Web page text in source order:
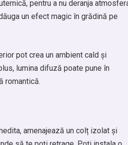
pentru a nu deranja
un efect magic în grădină pe
pot crea un ambient cald și
lumina difuză poate pune în
romantică.
amenajează un colț izolat și